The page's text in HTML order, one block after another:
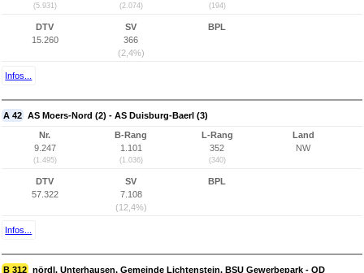
(5.931) (2.074) (194)
DTV
15.260
SV
366
(2,4%)
BPL
Infos...
A 42 AS Moers-Nord (2) - AS Duisburg-Baerl (3)
Nr.
9.247
(1.495)
B-Rang
1.101
(1.036)
L-Rang
352
(340)
Land
NW
DTV
57.322
SV
7.108
(12,4%)
BPL
Infos...
B 312 nördl. Unterhausen, Gemeinde Lichtenstein, BSU Gewerbepark - OD